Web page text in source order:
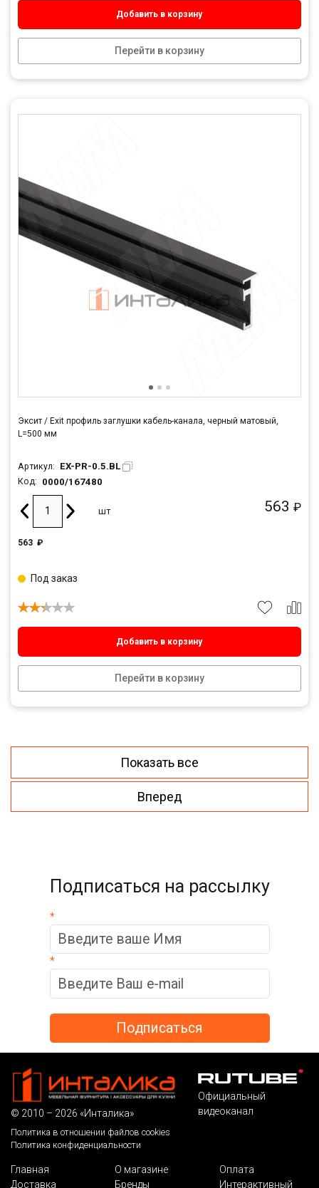
Добавить в корзину
Перейти в корзину
Эксит / Exit профиль заглушки кабель-канала, черный матовый,
L=500 мм
Артикул: EX-PR-0.5.BL
Код: 0000/167480
563 ₽
шт
563 ₽
Добавить в корзину
Перейти в корзину
Под заказ
Показать все
Вперед
Подписаться на рассылку
*
*
© 2010 – 2026 «Инталика»
Политика в отношении файлов cookies
Политика конфиденциальности
Официальный
видеоканал
Главная О магазине
Оплата
Доставка
Бренды Интерактивный